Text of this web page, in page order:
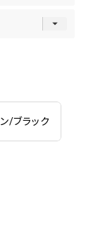
/ブラック